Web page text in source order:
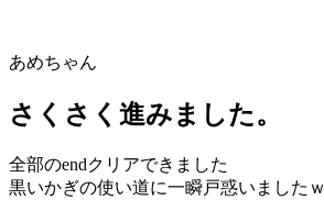
あめちゃん
さくさく進みました。
全部のendクリアできました
黒いかぎの使い道に一瞬戸惑いましたｗ